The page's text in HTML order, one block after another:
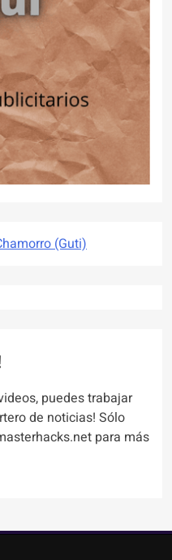
(Guti)
puedes trabajar
de noticias! Sólo
para más